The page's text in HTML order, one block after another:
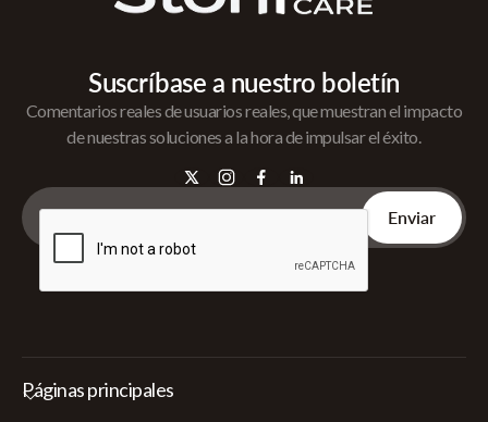
Suscríbase a nuestro boletín
Comentarios reales de usuarios reales, que muestran el impacto
de nuestras soluciones a la hora de impulsar el éxito.
Páginas principales